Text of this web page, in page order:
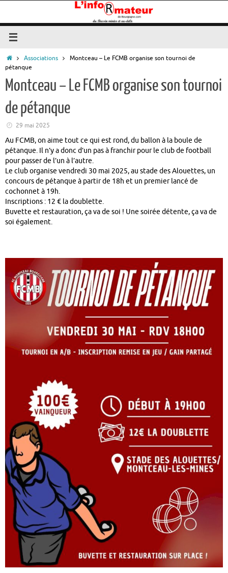
contenu
Accueil
Associations
Montceau – Le FCMB organise son tournoi de
pétanque
Montceau – Le FCMB organise son tournoi
de pétanque
29 mai 2025
Au FCMB, on aime tout ce qui est rond, du ballon à la boule de
pétanque. Il n’y a donc d’un pas à franchir pour le club de football
pour passer de l’un à l’autre.
Le club organise vendredi 30 mai 2025, au stade des Alouettes, un
concours de pétanque à partir de 18h et un premier lancé de
cochonnet à 19h.
Inscriptions : 12 € la doublette.
Buvette et restauration, ça va de soi ! Une soirée détente, ça va de
soi également.